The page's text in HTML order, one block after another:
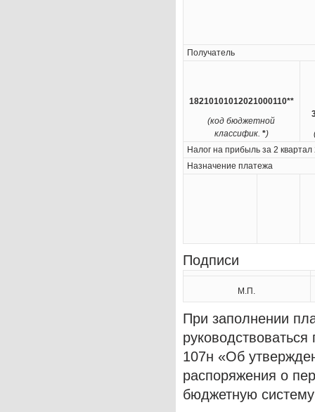
Получатель
18210101012021000110**
(код бюджетной
классифик. *)
Налог на прибыль за 2 квартал
Назначение платежа
Подписи
М.П.
При заполнении
107н «Об
распоряжения о
бюджетную